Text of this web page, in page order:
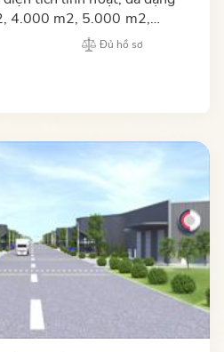
4.000 m2, 5.000 m2,
sẵn, đầy đủ tiện ích, văn
Đủ hồ sơ